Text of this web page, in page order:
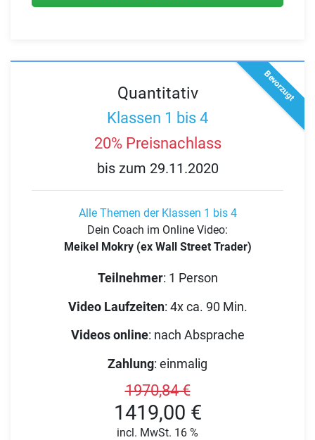
Bevorzugt
Quantitativ
Klassen 1 bis 4
20% Preisnachlass
bis zum 29.11.2020
Alle Themen der Klassen 1 bis 4
Dein Coach im Online Video:
Meikel Mokry (ex Wall Street Trader)
Teilnehmer: 1 Person
Video Laufzeiten: 4x ca. 90 Min.
Videos online: nach Absprache
Zahlung: einmalig
1970,84 €
1419,00 €
incl. MwSt. 16 %